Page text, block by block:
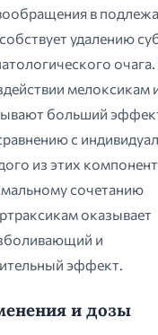
в
удалению
мелоксикам
больший
с
из этих
сочетанию
оказывает
и
эффект.
и дозы